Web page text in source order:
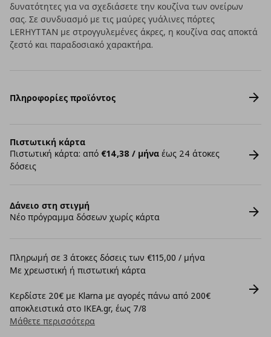
δυνατότητες για να σχεδιάσετε την κουζίνα των ονείρων
σας. Σε συνδυασμό με τις μαύρες γυάλινες πόρτες
LERHYTTAN με στρογγυλεμένες άκρες, η κουζίνα σας αποκτά
ζεστό και παραδοσιακό χαρακτήρα.
Πληροφορίες προϊόντος
Πιστωτική κάρτα
Πιστωτική κάρτα: από €14,38 / μήνα έως 24 άτοκες
δόσεις
Δάνειο στη στιγμή
Νέο πρόγραμμα δόσεων χωρίς κάρτα
Πληρωμή σε 3 άτοκες δόσεις των €115,00 / μήνα
Με χρεωστική ή πιστωτική κάρτα
Κερδίστε 20€ με Klarna με αγορές πάνω από 200€
αποκλειστικά στο IKEA.gr, έως 7/8
Μάθετε περισσότερα